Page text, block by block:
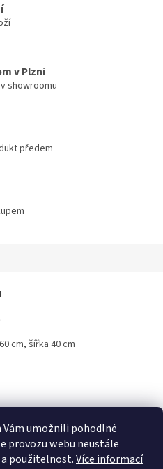
Vám umožnili pohodlné
provozu webu neustále
použitelnost.Více informací
v Plzni
showroomu
předem
cm, šířka 40 cm